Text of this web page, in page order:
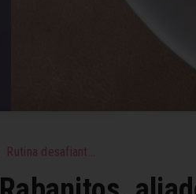
Rutina desafiante para perder 600 calorías